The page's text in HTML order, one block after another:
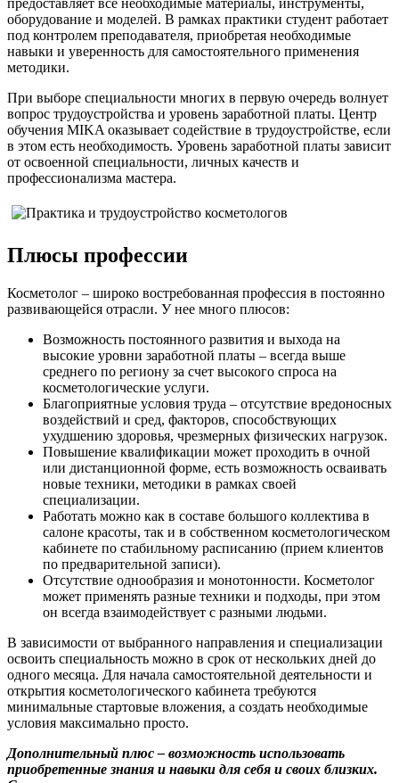
предоставляет все необходимые материалы, инструменты,
оборудование и моделей. В рамках практики студент работает
под контролем преподавателя, приобретая необходимые
навыки и уверенность для самостоятельного применения
методики.
При выборе специальности многих в первую очередь волнует
вопрос трудоустройства и уровень заработной платы. Центр
обучения MIKA оказывает содействие в трудоустройстве, если
в этом есть необходимость. Уровень заработной платы зависит
от освоенной специальности, личных качеств и
профессионализма мастера.
Плюсы профессии
Косметолог – широко востребованная профессия в постоянно
развивающейся отрасли. У нее много плюсов:
Возможность постоянного развития и выхода на
высокие уровни заработной платы – всегда выше
среднего по региону за счет высокого спроса на
косметологические услуги.
Благоприятные условия труда – отсутствие вредоносных
воздействий и сред, факторов, способствующих
ухудшению здоровья, чрезмерных физических нагрузок.
Повышение квалификации может проходить в очной
или дистанционной форме, есть возможность осваивать
новые техники, методики в рамках своей
специализации.
Работать можно как в составе большого коллектива в
салоне красоты, так и в собственном косметологическом
кабинете по стабильному расписанию (прием клиентов
по предварительной записи).
Отсутствие однообразия и монотонности. Косметолог
может применять разные техники и подходы, при этом
он всегда взаимодействует с разными людьми.
В зависимости от выбранного направления и специализации
освоить специальность можно в срок от нескольких дней до
одного месяца. Для начала самостоятельной деятельности и
открытия косметологического кабинета требуются
минимальные стартовые вложения, а создать необходимые
условия максимально просто.
Дополнительный плюс – возможность использовать
приобретенные знания и навыки для себя и своих близких.